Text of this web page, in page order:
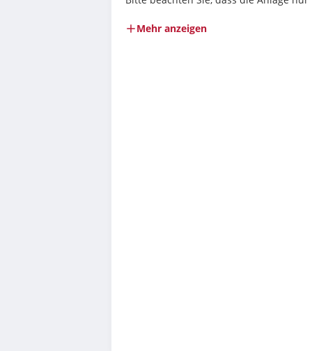
Mehr anzeigen